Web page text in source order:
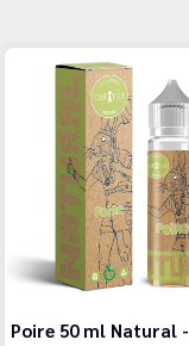
Poire 50 ml Natural -